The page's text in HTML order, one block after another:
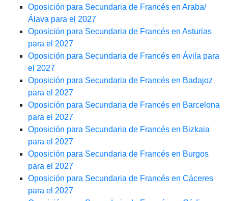
Oposición para Secundaria de Francés en Araba/
Álava para el 2027
Oposición para Secundaria de Francés en Asturias
para el 2027
Oposición para Secundaria de Francés en Ávila para
el 2027
Oposición para Secundaria de Francés en Badajoz
para el 2027
Oposición para Secundaria de Francés en Barcelona
para el 2027
Oposición para Secundaria de Francés en Bizkaia
para el 2027
Oposición para Secundaria de Francés en Burgos
para el 2027
Oposición para Secundaria de Francés en Cáceres
para el 2027